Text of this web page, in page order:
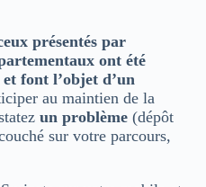
présentés par
ont été
et font l’objet d’un
au maintien de la
un problème (dépôt
sur votre parcours,